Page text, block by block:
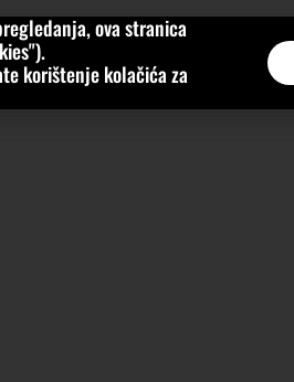
KATEGORIJE INTERVJUI
ova stranica
korištenje kolačića za